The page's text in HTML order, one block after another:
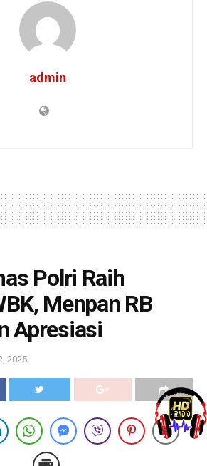
admin
Polri Raih
Menpan RB
Apresiasi
2025